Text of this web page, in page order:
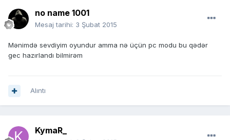
no name 1001
Mesaj tarihi: 3 Şubat 2015
Mənimdə sevdiyim oyundur amma nə üçün pc modu bu qədər
gec hazırlandı bilmirəm
Alıntı
KymaR_